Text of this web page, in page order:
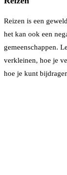
Reizen is een
het kan ook een
gemeenschappen.
verkleinen, hoe je
hoe je kunt